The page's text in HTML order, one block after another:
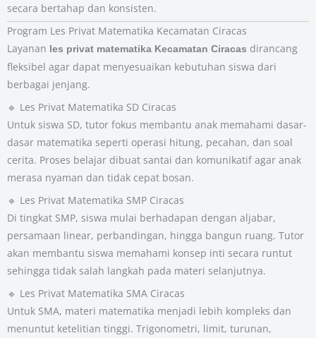
secara bertahap dan konsisten.
Program Les Privat Matematika Kecamatan Ciracas
Layanan les privat matematika Kecamatan Ciracas dirancang
fleksibel agar dapat menyesuaikan kebutuhan siswa dari
berbagai jenjang.
🔹 Les Privat Matematika SD Ciracas
Untuk siswa SD, tutor fokus membantu anak memahami dasar-
dasar matematika seperti operasi hitung, pecahan, dan soal
cerita. Proses belajar dibuat santai dan komunikatif agar anak
merasa nyaman dan tidak cepat bosan.
🔹 Les Privat Matematika SMP Ciracas
Di tingkat SMP, siswa mulai berhadapan dengan aljabar,
persamaan linear, perbandingan, hingga bangun ruang. Tutor
akan membantu siswa memahami konsep inti secara runtut
sehingga tidak salah langkah pada materi selanjutnya.
🔹 Les Privat Matematika SMA Ciracas
Untuk SMA, materi matematika menjadi lebih kompleks dan
menuntut ketelitian tinggi. Trigonometri, limit, turunan,